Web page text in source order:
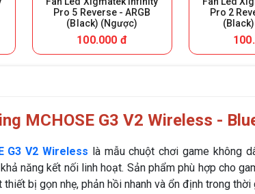
Pro 5 Reverse - ARGB
(Black) (Ngược)
100.000 đ
Pro 2
MCHOSE G3 V2 Wireless -
G3 V2 Wireless là mẫu chuột chơi game không
năng kết nối linh hoạt. Sản phẩm phù hợp cho
bị gọn nhẹ, phản hồi nhanh và ổn định trong thời